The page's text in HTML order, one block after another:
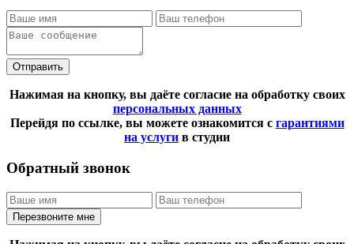
Отправить
Нажимая на кнопку, вы даёте согласие на обработку своих
персональных данных
Перейдя по ссылке, вы можете ознакомится с гарантиями
на услуги в студии
Обратный звонок
Перезвоните мне